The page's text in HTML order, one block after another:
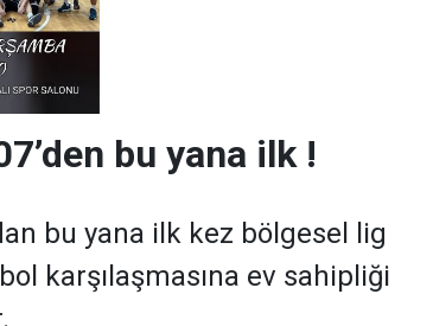
bu yana ilk !
bu yana ilk kez bölgesel lig
karşılaşmasına ev sahipliği